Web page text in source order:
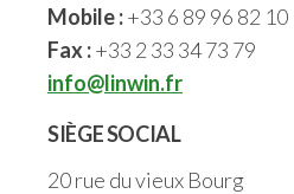
Mobile :+33 6 89 96 82 10
Fax :+33 2 33 34 73 79
info@linwin.fr
SIÈGE SOCIAL
20 rue du vieux Bourg